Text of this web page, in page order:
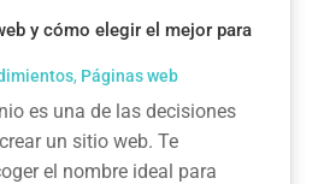
y cómo elegir el mejor para
, Páginas web
es una de las decisiones
un sitio web. Te
el nombre ideal para